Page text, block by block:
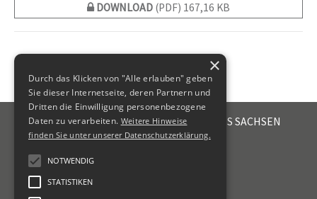
DOWNLOAD (PDF) 167,16 KB
STEUERBERATERKAMMER DES FREISTAATES SACHSEN
Emil-Fuchs-Str. 2
+49 341 56336-0
kammer@sbk-sachsen.de
×
Durch das Klicken von "Alle erlauben" geben
Sie dieser Internetseite, deren Partnern und
Dritten die Einwilligung personenbezogene
Daten zu verarbeiten. Weitere Hinweise
finden Sie unter unserer Datenschutzerklärung.
NOTWENDIG
STATISTIKEN